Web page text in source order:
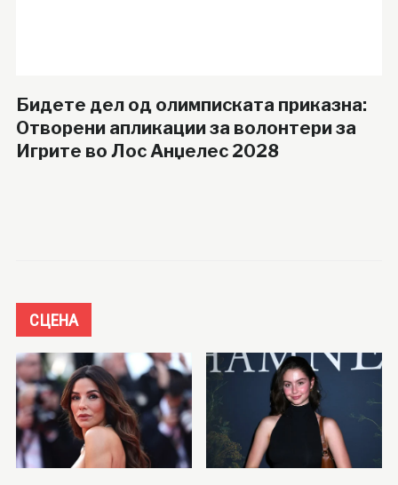
Бидете дел од олимписката приказна:
Отворени апликации за волонтери за
Игрите во Лос Анџелес 2028
СЦЕНА